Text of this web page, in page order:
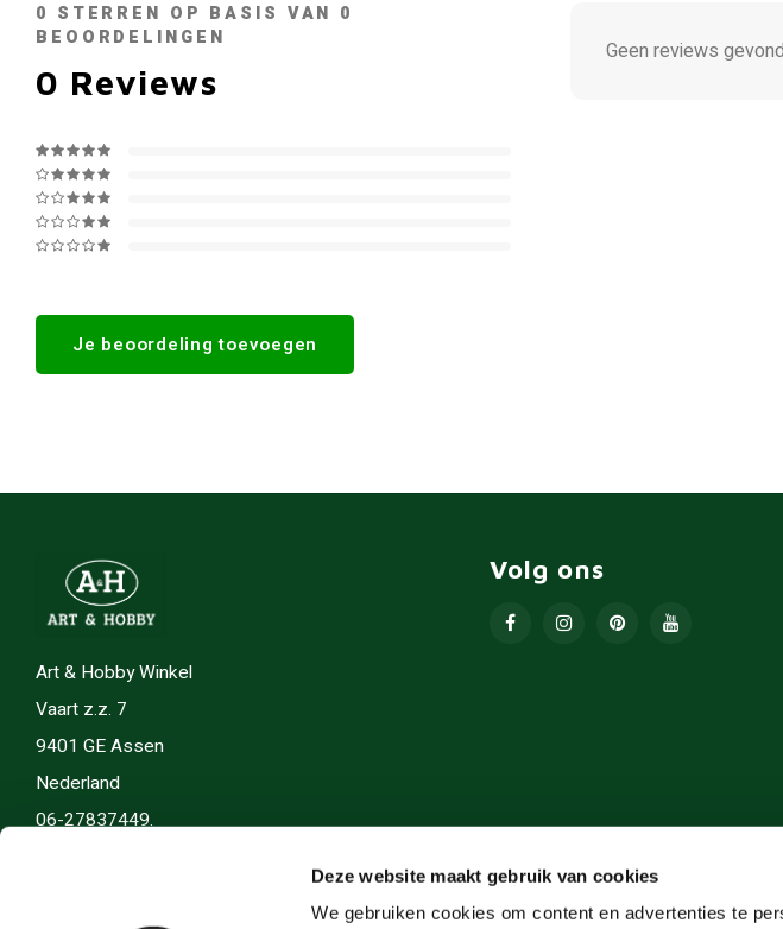
Deze website maakt gebruik van cookies
We gebruiken cookies om content en advertenties te
0 STERREN OP BASIS VAN 0
BEOORDELINGEN
0 Reviews
Je beoordeling toevoegen
Geen reviews
Art & Hobby Winkel
Vaart z.z. 7
9401 GE Assen
Nederland
06-27837449.
Volg ons